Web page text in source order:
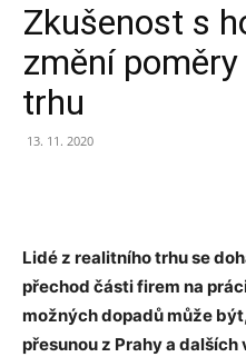
Zkušenost s
změní
trhu
13. 11. 2020
Lidé z realitního trhu se
přechod části firem na
možných dopadů může
přesunou z Prahy a